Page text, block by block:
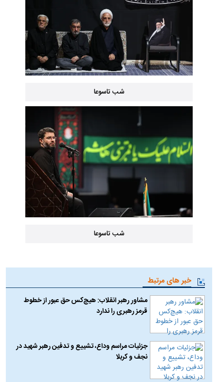
شب تاسوعا
شب تاسوعا
خبر های مرتبط
مشاور رهبر انقلاب: هیچ‌کس حق عبور از خطوط
قرمز رهبری را ندارد
جزئیات مراسم وداع، تشییع و تدفین رهبر شهید در
نجف و کربلا